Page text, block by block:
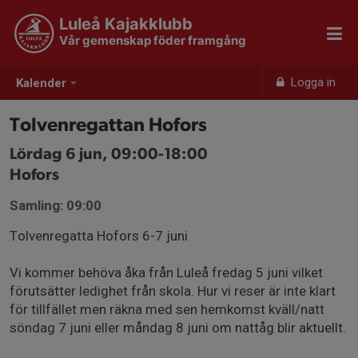
Kalender Logga in
Luleå Kajakklubb
Vår gemenskap föder framgång
Tolvenregattan Hofors
Lördag 6 jun, 09:00-18:00
Hofors
Samling: 09:00
Tolvenregatta Hofors 6-7 juni
Vi kommer behöva åka från Luleå fredag 5 juni vilket
förutsätter ledighet från skola. Hur vi reser är inte klart
för tillfället men räkna med sen hemkomst kväll/natt
söndag 7 juni eller måndag 8 juni om nattåg blir aktuellt.